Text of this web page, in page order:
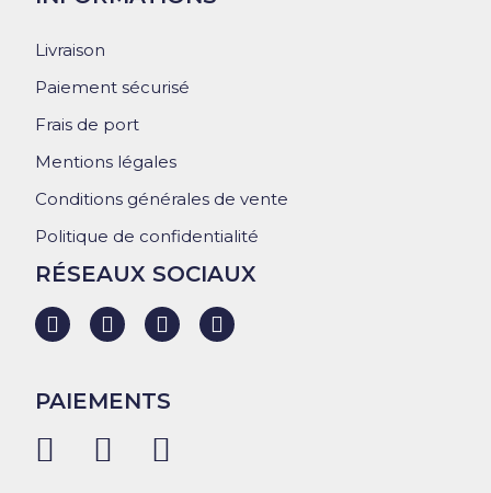
Livraison
Paiement sécurisé
Frais de port
Mentions légales
Conditions générales de vente
Politique de confidentialité
RÉSEAUX SOCIAUX
PAIEMENTS